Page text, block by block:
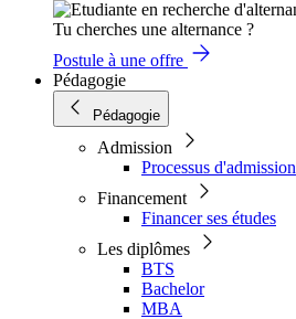
Tu cherches une alternance ?
Postule à une offre
Pédagogie
Pédagogie
Admission
Processus d'admission
Financement
Financer ses études
Les diplômes
BTS
Bachelor
MBA